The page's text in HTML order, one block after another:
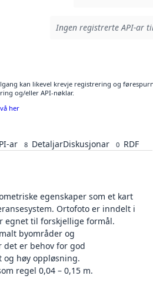
Ingen registrerte API-ar
kan likevel krevje registrering og
og/eller API-nøklar.
her
ar 8 DetaljarDiskusjonar 0 RDF
egenskaper som et kart
Ortofoto er inndelt i
egnet til forskjellige formål.
byområder og
er behov for god
høy oppløsning.
regel 0,04 – 0,15 m.